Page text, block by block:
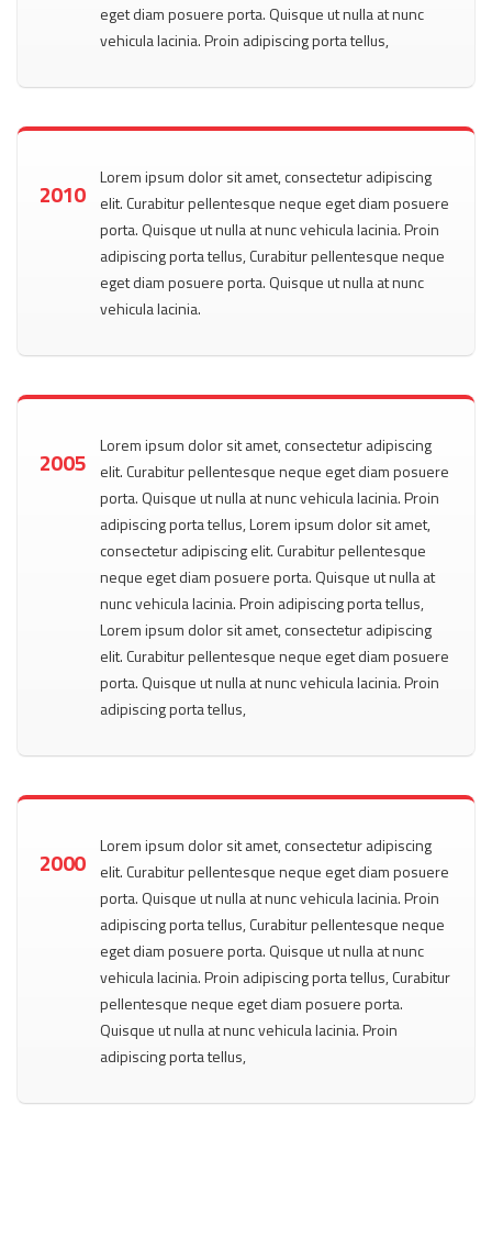
eget diam posuere porta. Quisque ut nulla at nunc
vehicula lacinia. Proin adipiscing porta tellus,
2010
Lorem ipsum dolor sit amet, consectetur adipiscing
elit. Curabitur pellentesque neque eget diam posuere
porta. Quisque ut nulla at nunc vehicula lacinia. Proin
adipiscing porta tellus, Curabitur pellentesque neque
eget diam posuere porta. Quisque ut nulla at nunc
vehicula lacinia.
2005
Lorem ipsum dolor sit amet, consectetur adipiscing
elit. Curabitur pellentesque neque eget diam posuere
porta. Quisque ut nulla at nunc vehicula lacinia. Proin
adipiscing porta tellus, Lorem ipsum dolor sit amet,
consectetur adipiscing elit. Curabitur pellentesque
neque eget diam posuere porta. Quisque ut nulla at
nunc vehicula lacinia. Proin adipiscing porta tellus,
Lorem ipsum dolor sit amet, consectetur adipiscing
elit. Curabitur pellentesque neque eget diam posuere
porta. Quisque ut nulla at nunc vehicula lacinia. Proin
adipiscing porta tellus,
2000
Lorem ipsum dolor sit amet, consectetur adipiscing
elit. Curabitur pellentesque neque eget diam posuere
porta. Quisque ut nulla at nunc vehicula lacinia. Proin
adipiscing porta tellus, Curabitur pellentesque neque
eget diam posuere porta. Quisque ut nulla at nunc
vehicula lacinia. Proin adipiscing porta tellus, Curabitur
pellentesque neque eget diam posuere porta.
Quisque ut nulla at nunc vehicula lacinia. Proin
adipiscing porta tellus,